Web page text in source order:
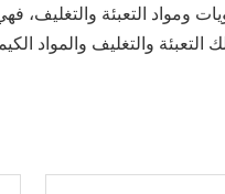
ومواد التعبئة والتغليف،
والتغليف والمواد